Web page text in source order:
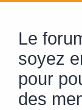
Le
soyez
pour
des